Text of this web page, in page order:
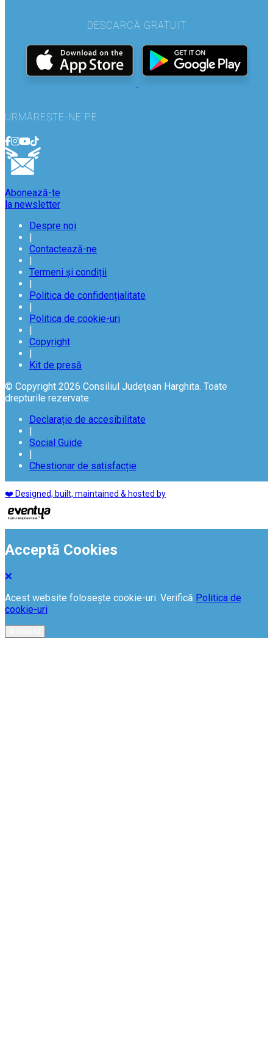
DESCARCĂ GRATUIT
URMĂREȘTE-NE PE
Abonează-te
la newsletter
Despre noi
Contactează-ne
Termeni și condiții
Politica de confidențialitate
Politica de cookie-uri
Copyright
Kit de presă
© Copyright 2026 Consiliul Județean Harghita. Toate
drepturile rezervate
Declarație de accesibilitate
Social Guide
Chestionar de satisfacție
❤️ Designed, built, maintained & hosted by
Acceptă Cookies
Acest website folosește cookie-uri. Verifică Politica de
cookie-uri